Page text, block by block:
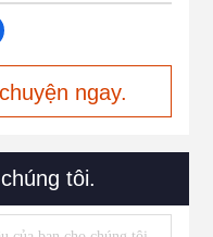
ngay.
tôi.